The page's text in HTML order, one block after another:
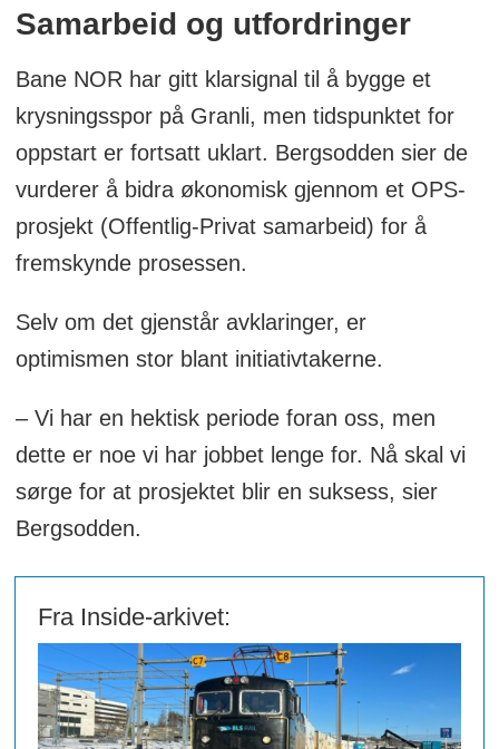
Samarbeid og utfordringer
Bane NOR har gitt klarsignal til å bygge et
krysningsspor på Granli, men tidspunktet for
oppstart er fortsatt uklart. Bergsodden sier de
vurderer å bidra økonomisk gjennom et OPS-
prosjekt (Offentlig-Privat samarbeid) for å
fremskynde prosessen.
Selv om det gjenstår avklaringer, er
optimismen stor blant initiativtakerne.
– Vi har en hektisk periode foran oss, men
dette er noe vi har jobbet lenge for. Nå skal vi
sørge for at prosjektet blir en suksess, sier
Bergsodden.
Fra Inside-arkivet: